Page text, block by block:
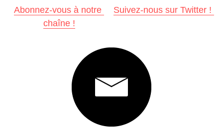
Abonnez-vous à notre
chaîne !